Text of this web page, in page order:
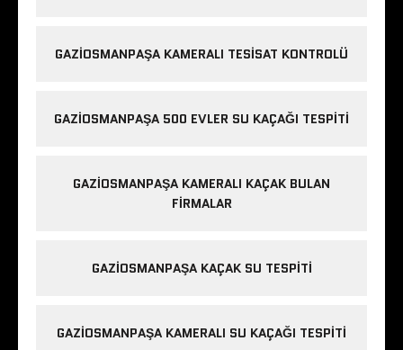
GAZIOSMANPAŞA KAMERALI TESISAT KONTROLÜ
GAZIOSMANPAŞA 500 EVLER SU KAÇAĞI TESPITI
GAZIOSMANPAŞA KAMERALI KAÇAK BULAN
FIRMALAR
GAZIOSMANPAŞA KAÇAK SU TESPITI
GAZIOSMANPAŞA KAMERALI SU KAÇAĞI TESPITI